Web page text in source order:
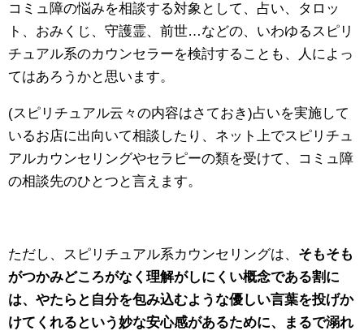
コミュ障の悩みを相談する対象として、占い、タロッ
ト、おみくじ、守護霊、前世…などの、いわゆるスピリ
チュアル系のカウンセラーを検討することも、人によっ
てはあろうかと思います。
(スピリチュアル云々の内容はさておき)占いを実施して
いるお店に出向いて相談したり、ネット上でスピリチュ
アルカウンセリングやセラピーの類を受けて、コミュ障
の相談先のひとつと言えます。
ただし、スピリチュアル系カウンセリングは、 そもそも
がつかみどころがなく理解がしにくい概念である割に
は、やたらと自分を包み込むような優しい言葉を投げか
けてくれるという妙な安心感があるために、まるで溺れ